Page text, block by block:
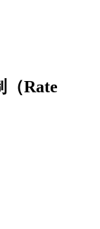
（Rate